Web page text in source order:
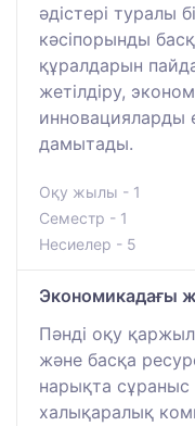
әдістері туралы
кәсіпорынды
құралдарын
жетілдіру,
инновацияларды
дамытады.
Оқу жылы - 1
Семестр - 1
Несиелер - 5
Экономикадағы
Пәнді оқу
және басқа
нарықта
халықаралық